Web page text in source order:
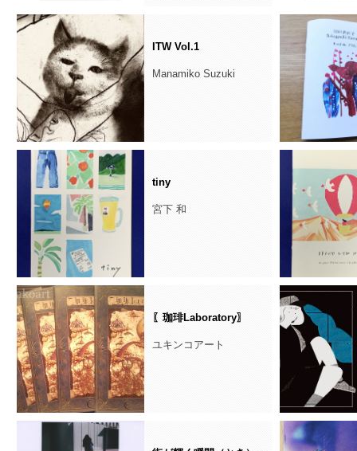
ITW Vol.1
Manamiko Suzuki
tiny
宮下 和
〖珈琲Laboratory〗
ユキンコアート